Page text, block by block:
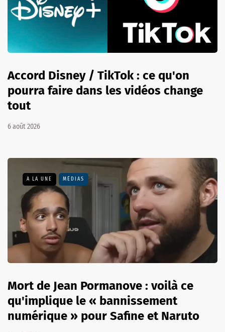
Accord Disney / TikTok : ce qu'on
pourra faire dans les vidéos change
tout
6 août 2026
A LA UNE MÉDIAS
Mort de Jean Pormanove : voilà ce
qu'implique le « bannissement
numérique » pour Safine et Naruto